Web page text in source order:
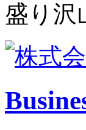
盛り沢